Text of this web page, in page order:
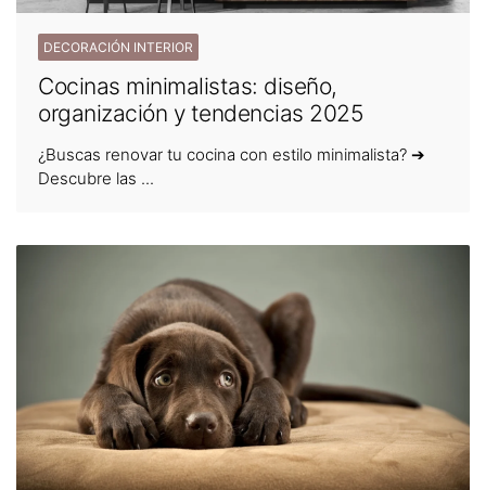
DECORACIÓN INTERIOR
Cocinas minimalistas: diseño,
organización y tendencias 2025
¿Buscas renovar tu cocina con estilo minimalista? ➔
Descubre las ...